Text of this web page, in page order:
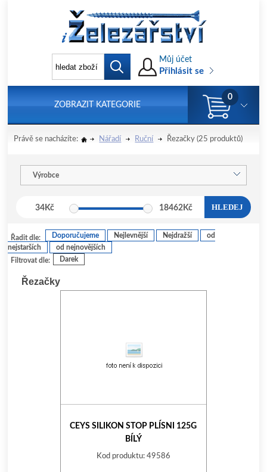
Můj účet
Přihlásit se
ZOBRAZIT KATEGORIE
0
Právě se nacházíte: Nářadí Ruční Řezačky (25 produktů)
Výrobce
34Kč 18462 Kč HLEDEJ
Filtrovat dle: Darek
Řadit dle: Doporučujeme Nejlevnější Nejdražší
od
nejstarších
od nejnovějších
Řezačky
CEYS SILIKON STOP PLÍSNI 125G
BÍLÝ
Kod produktu: 49586